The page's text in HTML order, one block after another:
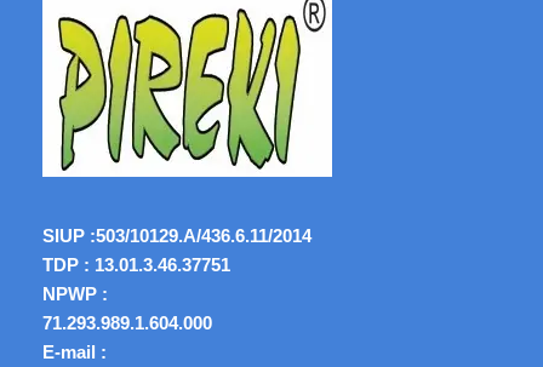
SIUP :503/10129.A/436.6.11/2014
TDP : 13.01.3.46.37751
NPWP :
71.293.989.1.604.000
E-mail :